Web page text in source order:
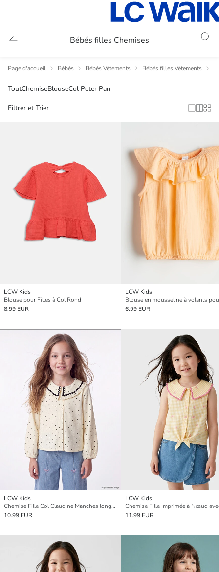
Bébés filles Chemises
Page d'accueil Bébés Bébés Vêtements Bébés filles Vêtements
ToutChemiseBlouseCol Peter Pan
Filtrer et Trier
LCW Kids
Blouse pour Filles à Col Rond
8.99 EUR
LCW Kids
Blouse en mousseline à volants
6.99 EUR
LCW Kids
Chemise Fille Col Claudine Manches longues À motifs
10.99 EUR
LCW Kids
11.99 EUR